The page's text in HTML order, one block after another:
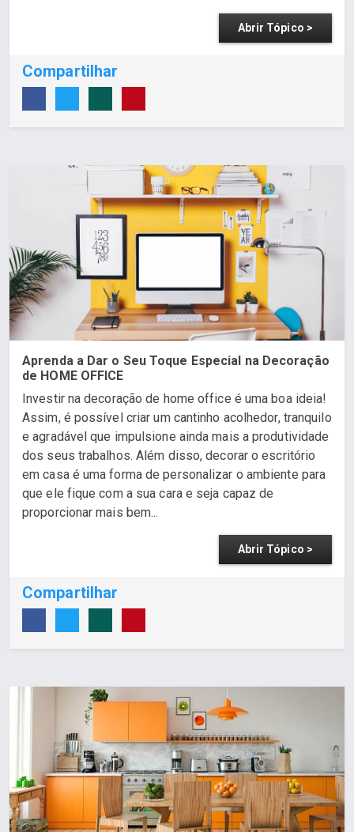
Abrir Tópico >
Compartilhar
Aprenda a Dar o Seu Toque Especial na Decoração
de HOME OFFICE
Investir na decoração de home office é uma boa ideia!
Assim, é possível criar um cantinho acolhedor, tranquilo
e agradável que impulsione ainda mais a produtividade
dos seus trabalhos. Além disso, decorar o escritório
em casa é uma forma de personalizar o ambiente para
que ele fique com a sua cara e seja capaz de
proporcionar mais bem...
Abrir Tópico >
Compartilhar